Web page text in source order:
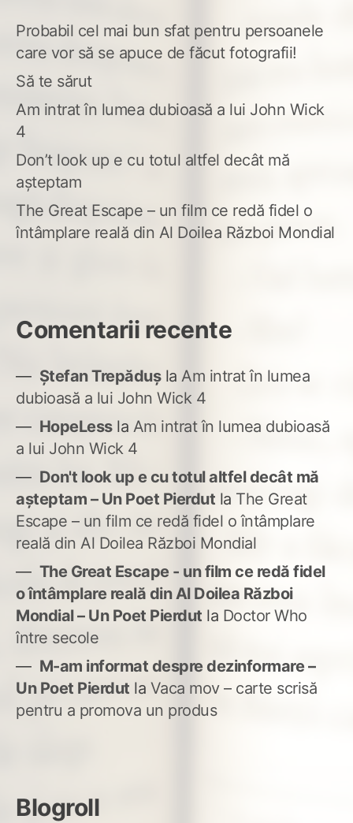
Probabil cel mai bun sfat pentru persoanele
care vor să se apuce de făcut fotografii!
Să te sărut
Am intrat în lumea dubioasă a lui John Wick
4
Don’t look up e cu totul altfel decât mă
așteptam
The Great Escape – un film ce redă fidel o
întâmplare reală din Al Doilea Război Mondial
Comentarii recente
Ștefan Trepădușla Am intrat în lumea
dubioasă a lui John Wick 4
HopeLessla Am intrat în lumea dubioasă
a lui John Wick 4
Don't look up e cu totul altfel decât mă
așteptam – Un Poet Pierdut la The Great
Escape – un film ce redă fidel o întâmplare
reală din Al Doilea Război Mondial
The Great Escape - un film ce redă fidel
o întâmplare reală din Al Doilea Război
Mondial – Un Poet Pierdut la Doctor Who
între secole
M-am informat despre dezinformare –
Un Poet Pierdut la Vaca mov – carte scrisă
pentru a promova un produs
Blogroll